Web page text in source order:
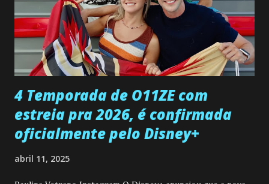
Rogerio consegue se livrar de todas as suspeitas pelo
desaparecimento de Francisco, apontando que ele poderia
ter sido vítima da fúria de Gabriel. Artur informa a Gabriel
que a clínica inseminou por engano outra paciente, que está
...
4 Temporada de O11ZE com
estreia pra 2026, é confirmada
oficialmente pelo Disney+
abril 11, 2025